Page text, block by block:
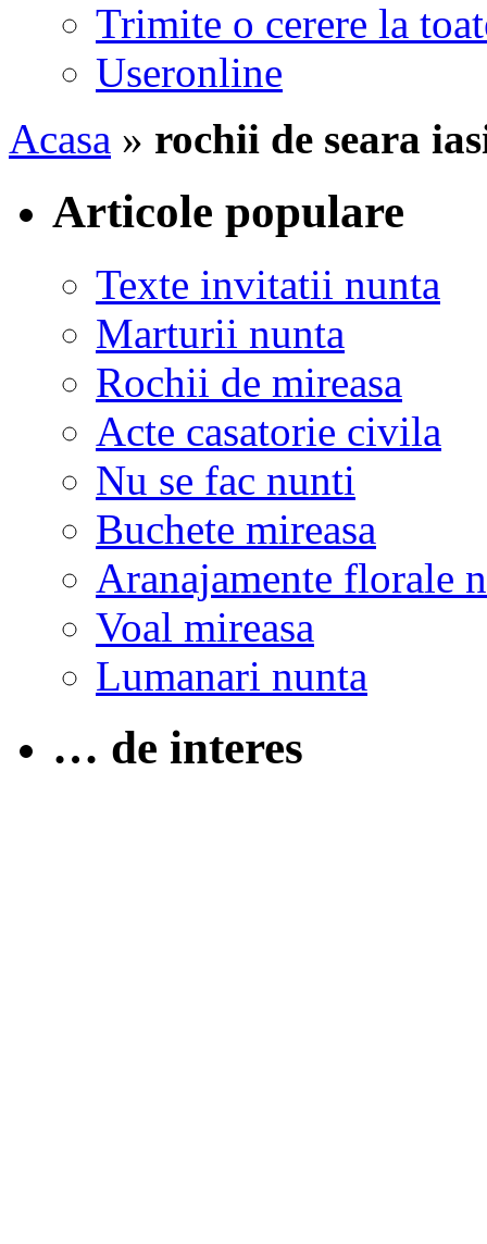
Trimite o cerere la
Useronline
Acasa » rochii de seara
Articole populare
Texte invitatii nunta
Marturii nunta
Rochii de mireasa
Acte casatorie civila
Nu se fac nunti
Buchete mireasa
Aranajamente florale
Voal mireasa
Lumanari nunta
… de interes